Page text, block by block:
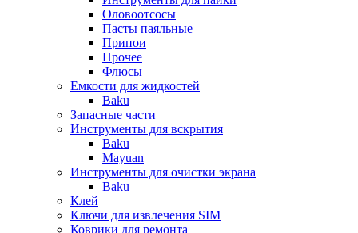
Оловоотсосы
Пасты паяльные
Припои
Прочее
Флюсы
Емкости для жидкостей
Baku
Запасные части
Инструменты для вскрытия
Baku
Mayuan
Инструменты для очистки экрана
Baku
Клей
Ключи для извлечения SIM
Коврики для ремонта